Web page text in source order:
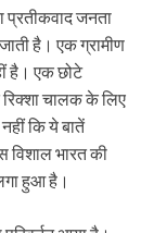
जनता
है। एक ग्रामीण
है। एक छोटे
चालक के लिए
कि ये बातें
विशाल भारत की
हुआ है।